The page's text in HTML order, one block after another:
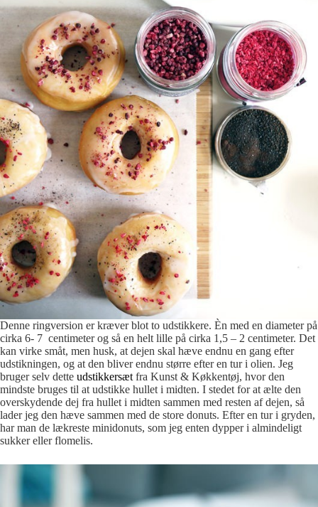
Denne ringversion er kræver blot to udstikkere. Èn med en diameter på
cirka 6- 7 centimeter og så en helt lille på cirka 1,5 – 2 centimeter. Det
kan virke småt, men husk, at dejen skal hæve endnu en gang efter
udstikningen, og at den bliver endnu større efter en tur i olien. Jeg
bruger selv dette udstikkersæt fra Kunst & Køkkentøj, hvor den
mindste bruges til at udstikke hullet i midten. I stedet for at ælte den
overskydende dej fra hullet i midten sammen med resten af dejen, så
lader jeg den hæve sammen med de store donuts. Efter en tur i gryden,
har man de lækreste minidonuts, som jeg enten dypper i almindeligt
sukker eller flomelis.